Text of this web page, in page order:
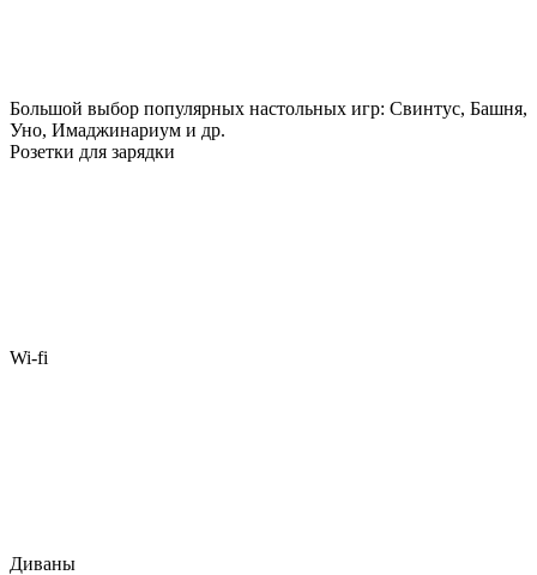
Большой выбор популярных настольных игр: Свинтус, Башня,
Уно, Имаджинариум и др.
Розетки для зарядки
Wi-fi
Диваны